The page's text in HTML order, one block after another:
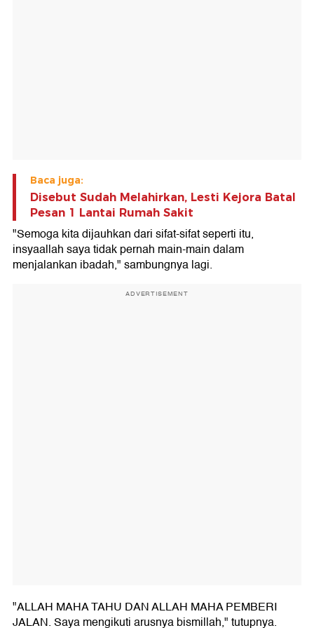
Baca juga:
Disebut Sudah Melahirkan, Lesti Kejora Batal
Pesan 1 Lantai Rumah Sakit
"Semoga kita dijauhkan dari sifat-sifat seperti itu,
insyaallah saya tidak pernah main-main dalam
menjalankan ibadah," sambungnya lagi.
ADVERTISEMENT
"ALLAH MAHA TAHU DAN ALLAH MAHA PEMBERI
JALAN. Saya mengikuti arusnya bismillah," tutupnya.